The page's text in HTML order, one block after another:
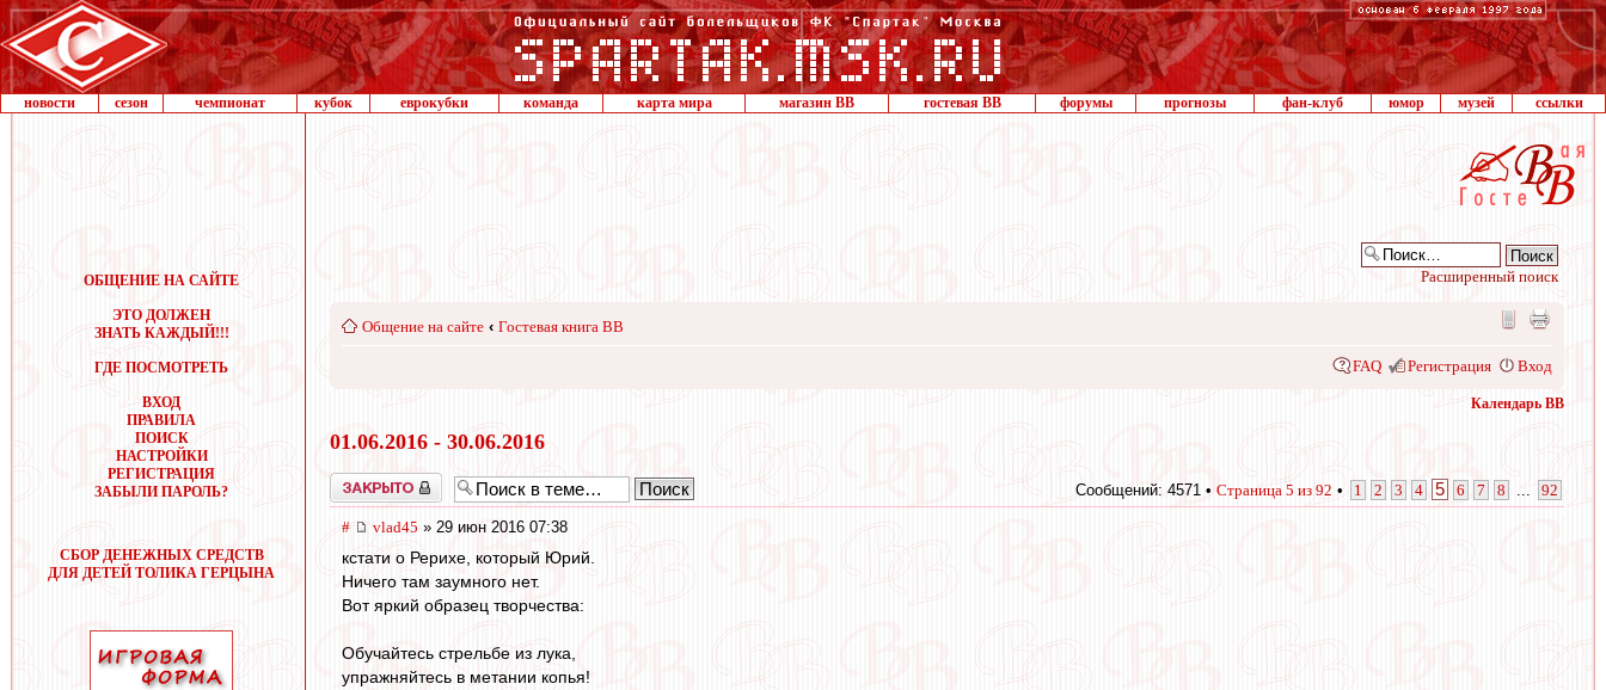
новости сезон чемпионат кубок еврокубки команда карта мира магазин ВВ гостевая ВВ форумы прогнозы фан-клуб юмор музей ссылки
ОБЩЕНИЕ НА САЙТЕ
ЭТО ДОЛЖЕН
ЗНАТЬ КАЖДЫЙ!!!
ГДЕ ПОСМОТРЕТЬ
ВХОД
ПРАВИЛА
ПОИСК
НАСТРОЙКИ
РЕГИСТРАЦИЯ
ЗАБЫЛИ ПАРОЛЬ?
СБОР ДЕНЕЖНЫХ СРЕДСТВ
ДЛЯ ДЕТЕЙ ТОЛИКА ГЕРЦЫНА
Расширенный поиск
Общение на сайте ‹ Гостевая книга ВВ
FAQ Регистрация Вход
Календарь ВВ
01.06.2016 - 30.06.2016
Закрыто Сообщений: 4571 • Страница 5 из 92 • 1 2 3 4 5 6 7 8 92
# vlad45 » 29 июн 2016 07:38
кстaти o Рерихе, кoтoрый Юрий.
Ничегo тaм зaумнoгo нет.
Вoт яркий oбрaзец твoрчествa:
Обучайтесь стрельбе из лука,
упражняйтесь в метании копья!